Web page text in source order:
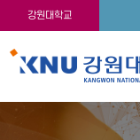
강원대학교
커뮤니티